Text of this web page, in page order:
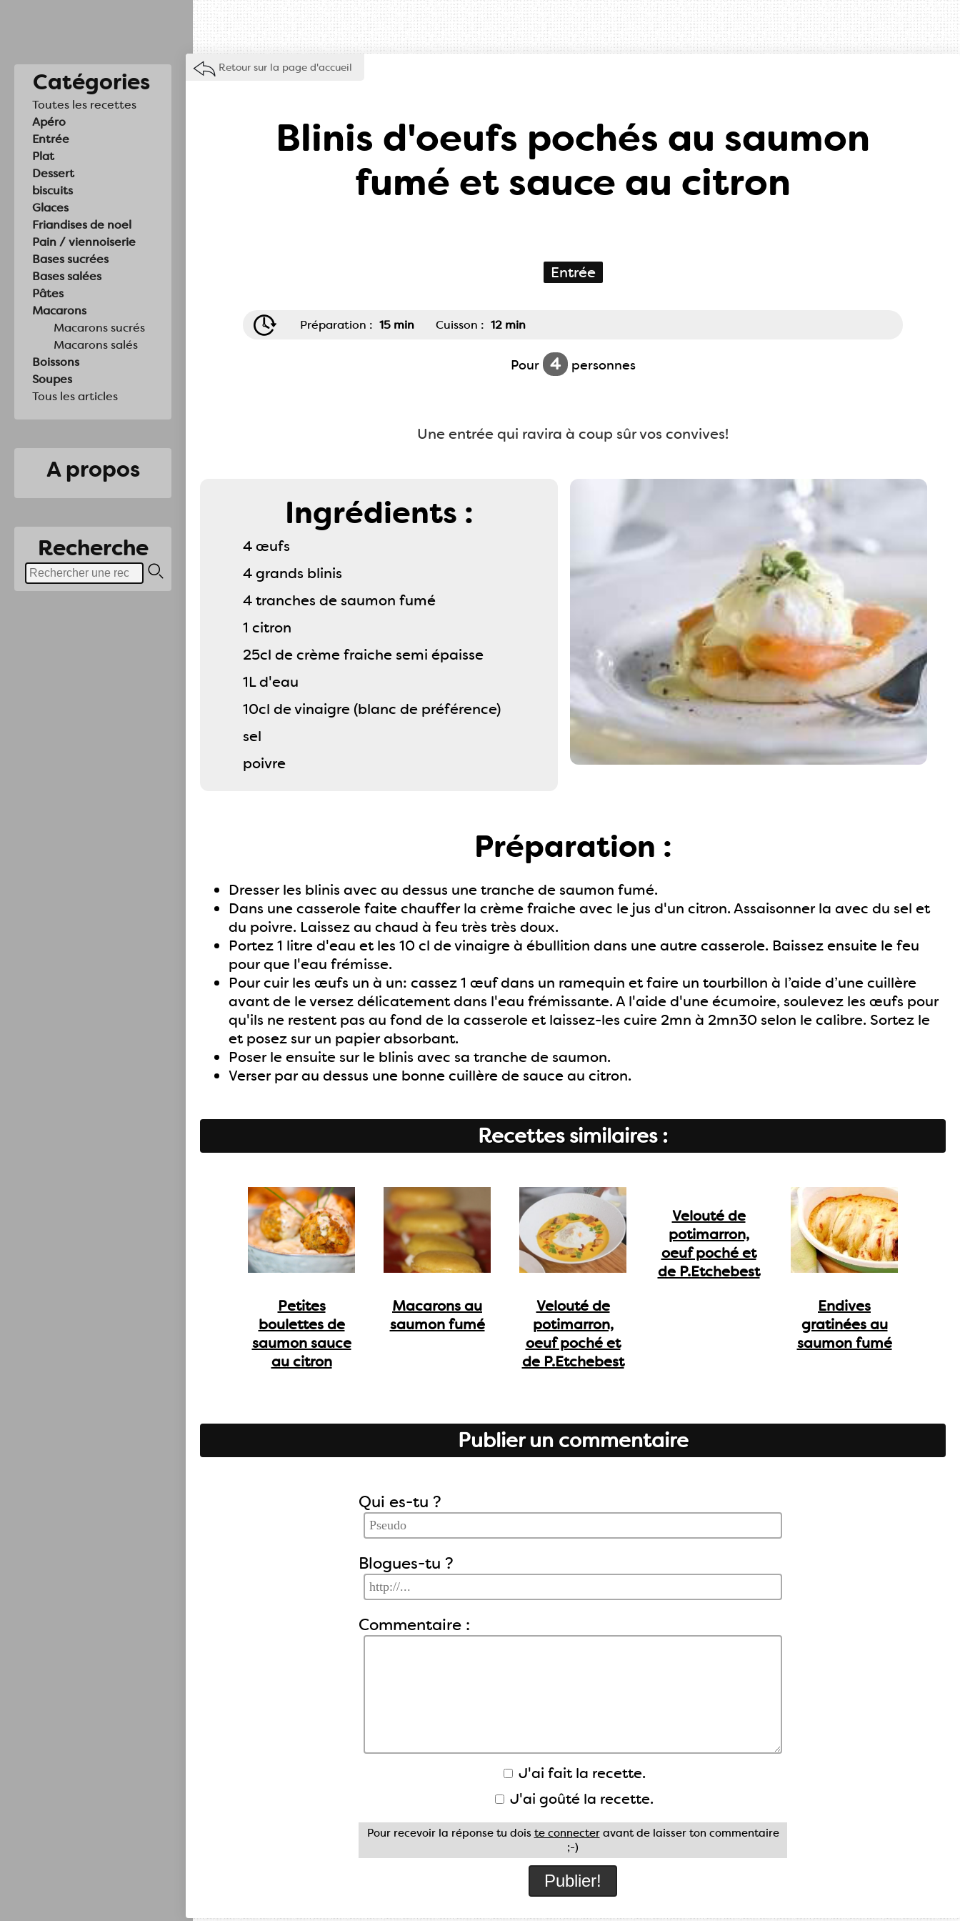
Catégories
Toutes les recettes
Apéro
Entrée
Plat
Dessert
biscuits
Glaces
Friandises de noel
Pain / viennoiserie
Bases sucrées
Bases salées
Pâtes
Macarons
Macarons sucrés
Macarons salés
Boissons
Soupes
Tous les articles
A propos
Recherche
Retour sur la page d'accueil
Blinis d'oeufs pochés au saumon
fumé et sauce au citron
Entrée
Préparation : 15 min Cuisson : 12 min
Pour 4 personnes
Une entrée qui ravira à coup sûr vos convives!
Ingrédients :
4 œufs
4 grands blinis
4 tranches de saumon fumé
1 citron
25cl de crème fraiche semi épaisse
1L d'eau
10cl de vinaigre (blanc de préférence)
sel
poivre
Préparation :
Dresser les blinis avec au dessus une tranche de saumon fumé.
Dans une casserole faite chauffer la crème fraiche avec le jus d'un citron. Assaisonner la avec du sel et
du poivre. Laissez au chaud à feu très très doux.
Portez 1 litre d'eau et les 10 cl de vinaigre à ébullition dans une autre casserole. Baissez ensuite le feu
pour que l'eau frémisse.
Pour cuir les œufs un à un: cassez 1 œuf dans un ramequin et faire un tourbillon à l’aide d’une cuillère
avant de le versez délicatement dans l'eau frémissante. A l'aide d'une écumoire, soulevez les œufs pour
qu'ils ne restent pas au fond de la casserole et laissez-les cuire 2mn à 2mn30 selon le calibre. Sortez le
et posez sur un papier absorbant.
Poser le ensuite sur le blinis avec sa tranche de saumon.
Verser par au dessus une bonne cuillère de sauce au citron.
Recettes similaires :
Petites
boulettes de
saumon sauce
au citron
Macarons au
saumon fumé
Velouté de
potimarron,
oeuf poché et
de P.Etchebest
Velouté de
potimarron,
oeuf poché et
de P.Etchebest
Endives
gratinées au
saumon fumé
Publier un commentaire
Qui es-tu ?
Blogues-tu ?
Commentaire :
J'ai fait la recette.
J'ai goûté la recette.
Pour recevoir la réponse tu dois te connecteravant de laisser ton commentaire
;-)